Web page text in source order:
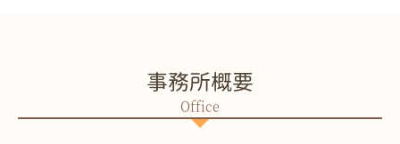
事務所概要